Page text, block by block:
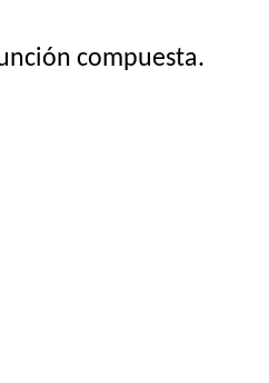
compuesta.